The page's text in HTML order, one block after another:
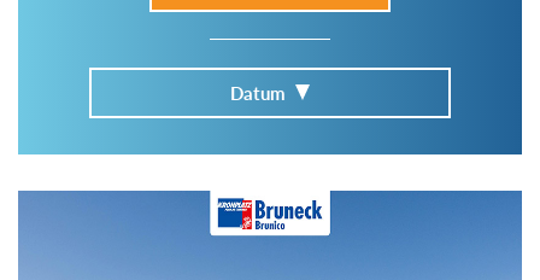
Datum
Im Tourenarchiv suchen